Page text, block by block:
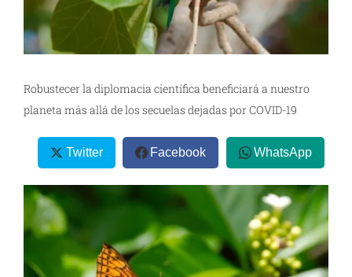
Robustecer la diplomacia científica beneficiará a nuestro
planeta más allá de los secuelas dejadas por COVID-19
Twitter Facebook WhatsApp